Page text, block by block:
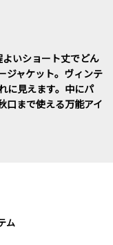
よいショート丈でどん
ジャケット。ヴィンテ
に見えます。中にパ
口まで使える万能アイ
ム